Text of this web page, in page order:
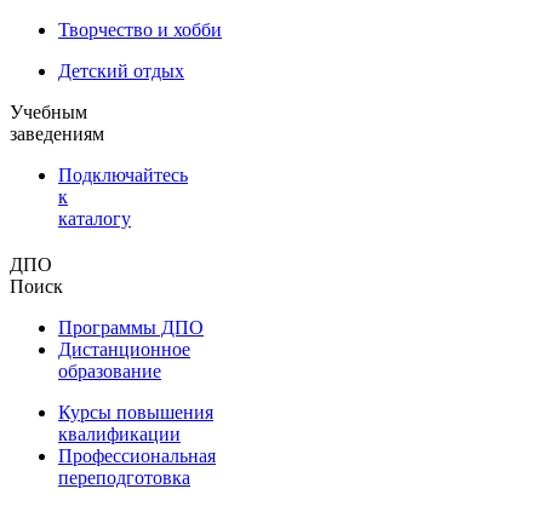
Творчество и хобби
Детский отдых
Учебным
заведениям
Подключайтесь
к
каталогу
ДПО
Поиск
Программы ДПО
Дистанционное
образование
Курсы повышения
квалификации
Профессиональная
переподготовка